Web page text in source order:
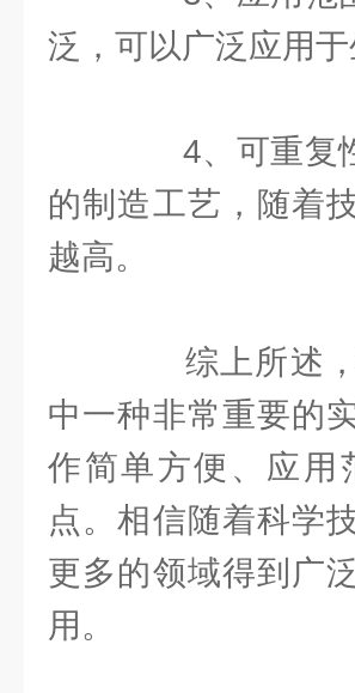
泛，可以广泛应用
4、可重复性
的制造工艺，随着
越高。
综上所述，
中一种非常重要的
作简单方便、应用
点。相信随着科学
更多的领域得到广
用。